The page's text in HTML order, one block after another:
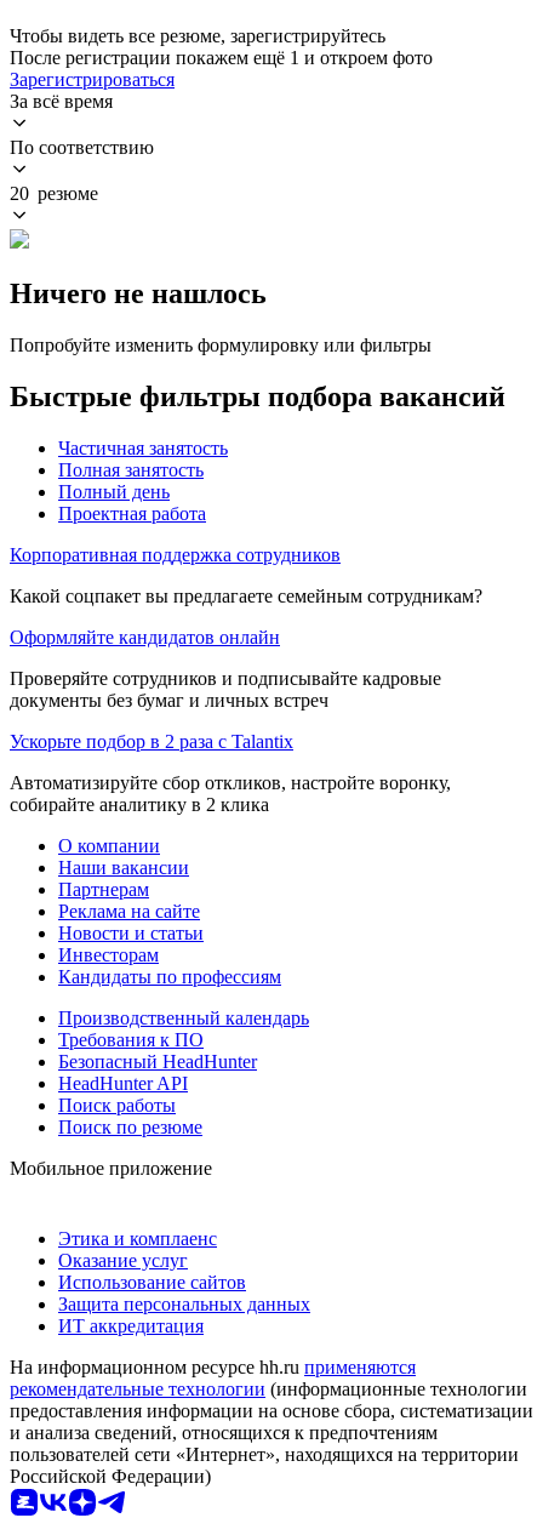
Чтобы видеть все резюме, зарегистрируйтесь
После регистрации покажем ещё 1 и откроем фото
Зарегистрироваться
За всё время
По соответствию
20 резюме
Ничего не нашлось
Попробуйте изменить формулировку или фильтры
Быстрые фильтры подбора вакансий
Частичная занятость
Полная занятость
Полный день
Проектная работа
Корпоративная поддержка сотрудников
Какой соцпакет вы предлагаете семейным сотрудникам?
Оформляйте кандидатов онлайн
Проверяйте сотрудников и подписывайте кадровые
документы без бумаг и личных встреч
Ускорьте подбор в 2 раза с Talantix
Автоматизируйте сбор откликов, настройте воронку,
собирайте аналитику в 2 клика
О компании
Наши вакансии
Партнерам
Реклама на сайте
Новости и статьи
Инвесторам
Кандидаты по профессиям
Производственный календарь
Требования к ПО
Безопасный HeadHunter
HeadHunter API
Поиск работы
Поиск по резюме
Мобильное приложение
Этика и комплаенс
Оказание услуг
Использование сайтов
Защита персональных данных
ИТ аккредитация
На информационном ресурсе hh.ru применяются
рекомендательные технологии (информационные технологии
предоставления информации на основе сбора, систематизации
и анализа сведений, относящихся к предпочтениям
пользователей сети «Интернет», находящихся на территории
Российской Федерации)